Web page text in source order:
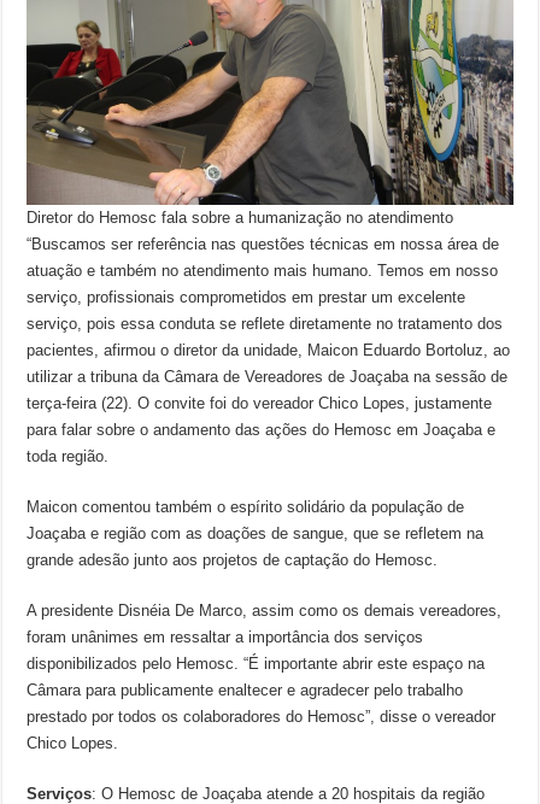
Diretor do Hemosc fala sobre a humanização no atendimento
“Buscamos ser referência nas questões técnicas em nossa área de
atuação e também no atendimento mais humano. Temos em nosso
serviço, profissionais comprometidos em prestar um excelente
serviço, pois essa conduta se reflete diretamente no tratamento dos
pacientes, afirmou o diretor da unidade, Maicon Eduardo Bortoluz, ao
utilizar a tribuna da Câmara de Vereadores de Joaçaba na sessão de
terça-feira (22). O convite foi do vereador Chico Lopes, justamente
para falar sobre o andamento das ações do Hemosc em Joaçaba e
toda região.
Maicon comentou também o espírito solidário da população de
Joaçaba e região com as doações de sangue, que se refletem na
grande adesão junto aos projetos de captação do Hemosc.
A presidente Disnéia De Marco, assim como os demais vereadores,
foram unânimes em ressaltar a importância dos serviços
disponibilizados pelo Hemosc. “É importante abrir este espaço na
Câmara para publicamente enaltecer e agradecer pelo trabalho
prestado por todos os colaboradores do Hemosc”, disse o vereador
Chico Lopes.
Serviços: O Hemosc de Joaçaba atende a 20 hospitais da região